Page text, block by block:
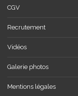
CGV
Recrutement
Vidéos
Galerie photos
Mentions légales